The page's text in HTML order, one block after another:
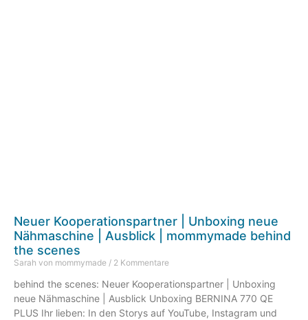
Neuer Kooperationspartner | Unboxing neue
Nähmaschine | Ausblick | mommymade behind
the scenes
Sarah von mommymade 2 Kommentare
behind the scenes: Neuer Kooperationspartner | Unboxing
neue Nähmaschine | Ausblick Unboxing BERNINA 770 QE
PLUS Ihr lieben: In den Storys auf YouTube, Instagram und